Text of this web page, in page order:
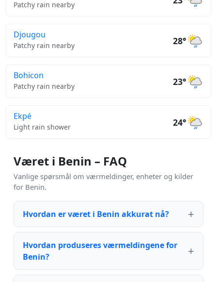
Patchy rain nearby
Djougou
Patchy rain nearby 28°
Bohicon
Patchy rain nearby 23°
Ekpé
Light rain shower 24°
Været i Benin – FAQ
Vanlige spørsmål om værmeldinger, enheter og kilder
for Benin.
Hvordan er været i Benin akkurat nå?
Hvordan produseres værmeldingene for
Benin?